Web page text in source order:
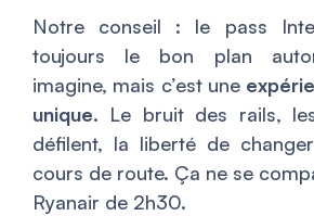
Notre conseil : le pass
toujours le bon plan
imagine, mais c’est une
unique. Le bruit des rails,
défilent, la liberté de
cours de route. Ça ne se
Ryanair de 2h30.